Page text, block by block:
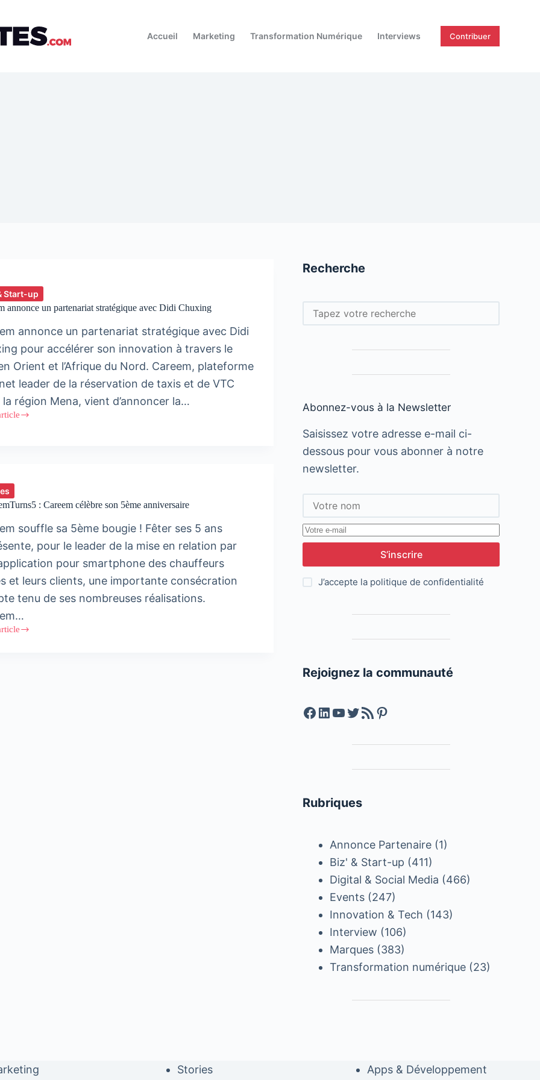
Accueil
Marketing Transformation Numérique Interviews Contribuer
Start-up
annonce un partenariat stratégique avec Didi Chuxing
annonce un partenariat stratégique avec Didi
pour accélérer son innovation à travers le
Orient et l’Afrique du Nord. Careem, plateforme
leader de la réservation de taxis et de VTC
la région Mena, vient d’annoncer la…
: Careem célèbre son 5ème anniversaire
souffle sa 5ème bougie ! Fêter ses 5 ans
pour le leader de la mise en relation par
pour smartphone des chauffeurs
et leurs clients, une importante consécration
tenu de ses nombreuses réalisations.
Recherche
Rechercher
Abonnez-vous à la Newsletter
Saisissez votre adresse e-mail ci-
dessous pour vous abonner à notre
newsletter.
S’inscrire
J’accepte la politique de confidentialité
Rejoignez la communauté
Facebook
LinkedIn
YouTube
Twitter
Feed RSSPinterest
Rubriques
Annonce Partenaire (1)
Biz' & Start-up (411)
Digital & Social Media (466)
Events (247)
Innovation & Tech (143)
Interview (106)
Marques (383)
Transformation numérique (23)
Stories Apps & Développement